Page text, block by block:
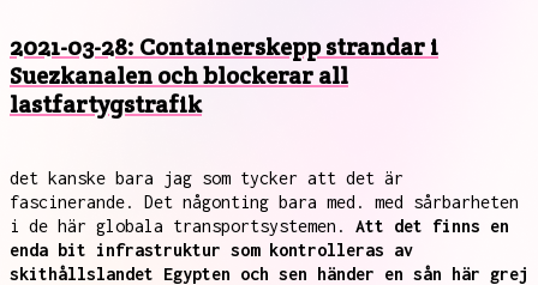
2021-03-28: Containerskepp strandar i
Suezkanalen och blockerar all
lastfartygstrafik
det kanske bara jag som tycker att det är
fascinerande. Det någonting bara med. med sårbarheten
i de här globala transportsystemen. Att det finns en
enda bit infrastruktur som kontrolleras av
skithållslandet Egypten och sen händer en sån här grej